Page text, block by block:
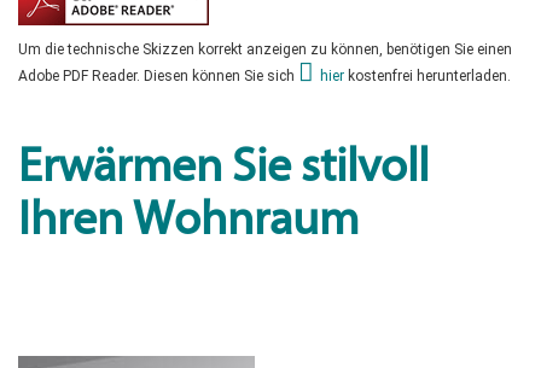
Um die technische Skizzen korrekt anzeigen zu können, benötigen Sie einen
Adobe PDF Reader. Diesen können Sie sich
hier kostenfrei herunterladen.
Erwärmen Sie stilvoll
Ihren Wohnraum